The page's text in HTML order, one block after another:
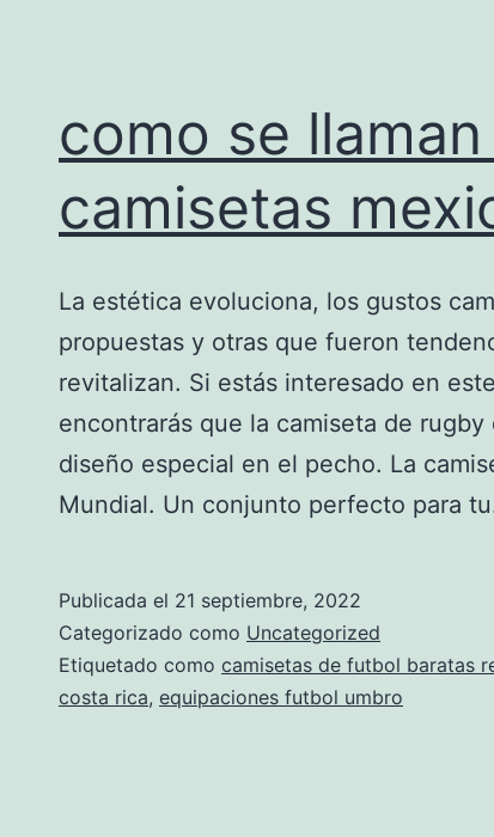
como se
camisetas
La estética evoluciona, los gustos
propuestas y otras que fueron
revitalizan. Si estás interesado en
encontrarás que la camiseta de
diseño especial en el pecho. La
Mundial. Un conjunto perfecto para
Publicada el 21 septiembre, 2022
Categorizado como Uncategorized
Etiquetado como camisetas de futbol baratas
costa rica, equipaciones futbol umbro